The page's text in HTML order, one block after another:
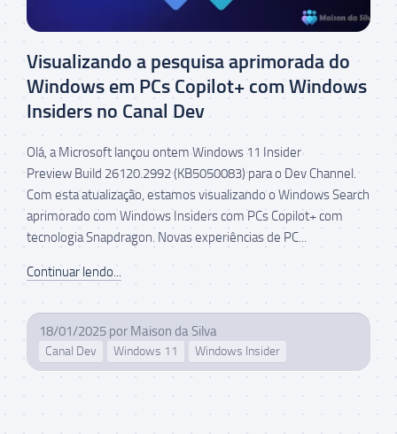
Visualizando a pesquisa aprimorada do
Windows em PCs Copilot+ com Windows
Insiders no Canal Dev
Olá, a Microsoft lançou ontem Windows 11 Insider
Preview Build 26120.2992 (KB5050083) para o Dev Channel.
Com esta atualização, estamos visualizando o Windows Search
aprimorado com Windows Insiders com PCs Copilot+ com
tecnologia Snapdragon. Novas experiências de PC...
Continuar lendo...
18/01/2025 por Maison da Silva
Canal Dev Windows 11 Windows Insider